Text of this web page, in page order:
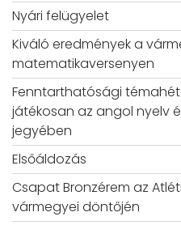
Nyári felügyelet
Kiváló eredmények a
matematikaversenyen
Fenntarthatósági
játékosan az angol nyelv
jegyében
Elsőáldozás
Csapat Bronzérem az
vármegyei döntőjén